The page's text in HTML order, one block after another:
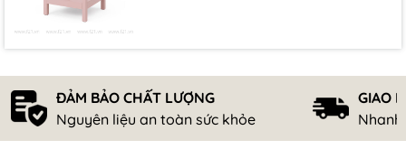
ĐẢM BẢO CHẤT LƯỢNG
Nguyên liệu an toàn sức khỏe
GIAO